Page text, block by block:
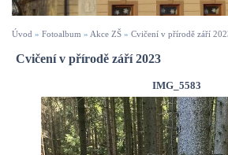
Úvod » Fotoalbum » Akce ZŠ » Cvičení v přírodě září
Cvičení v přírodě září 2023
IMG_5583